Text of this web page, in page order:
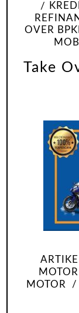
OVER
Take
MOTOR
MOTOR